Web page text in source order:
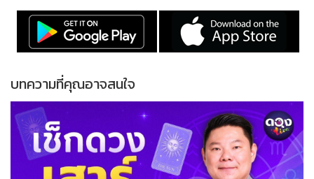
บทความที่คุณอาจสนใจ